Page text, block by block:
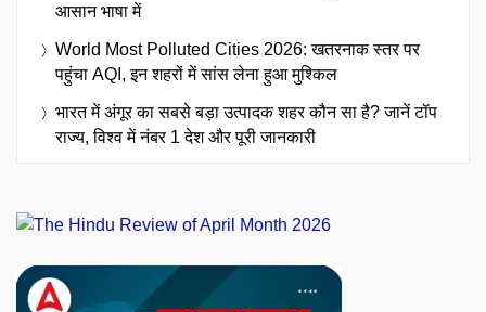
आसान भाषा में
World Most Polluted Cities 2026: खतरनाक स्तर पर
पहुंचा AQI, इन शहरों में सांस लेना हुआ मुश्किल
भारत में अंगूर का सबसे बड़ा उत्पादक शहर कौन सा है? जानें टॉप
राज्य, विश्व में नंबर 1 देश और पूरी जानकारी